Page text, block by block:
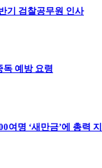
기 검찰공무원 인사
독 예방 요령
여명 ‘새만금’에 총력